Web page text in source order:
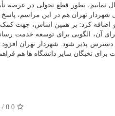
نماییم، بطور قطع تحولی در
شهردار تهران هم در این مراسم،
و اضافه کرد: بر همین اساس، جهت
آن، الگویی برای توسعه خدمت
پذیر شود. شهردار تهران افزود:
برای نخبگان سایر دانشگاه ها هم
0.0
/